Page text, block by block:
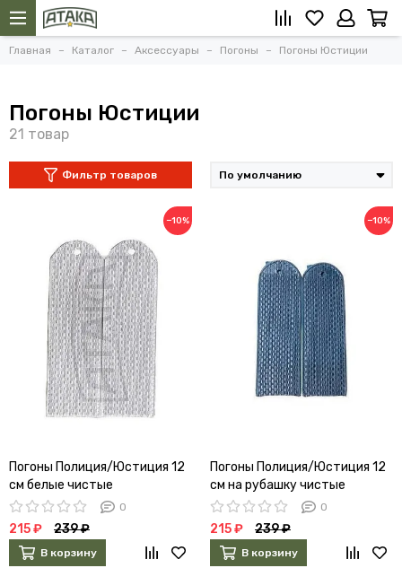
Главная Каталог Аксессуары Погоны Погоны Юстиции
Погоны Юстиции
Фильтр товаров
−10%
Погоны Полиция/Юстиция 12
см белые чистые
0
215 ₽ 239 ₽
В корзину
−10%
Погоны Полиция/Юстиция 12
см на рубашку чистые
0
215 ₽ 239 ₽
В корзину